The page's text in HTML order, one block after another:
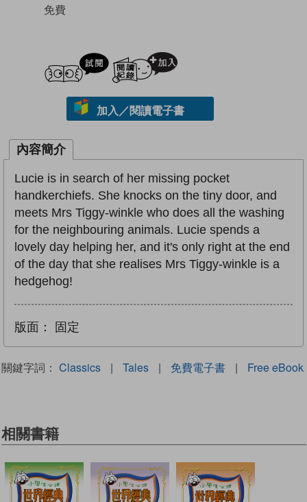
免費
試閲
加入／閱讀電子書
內容簡介
Lucie is in search of her missing pocket
handkerchiefs. She knocks on the tiny door, and
meets Mrs Tiggy-winkle who does all the washing
for the neighbouring animals. Lucie spends a
lovely day helping her, and it's only right at the end
of the day that she realises Mrs Tiggy-winkle is a
hedgehog!
版面： 固定
關鍵字詞： Classics | Tales | 免費電子書 | Free eBook
相關書籍